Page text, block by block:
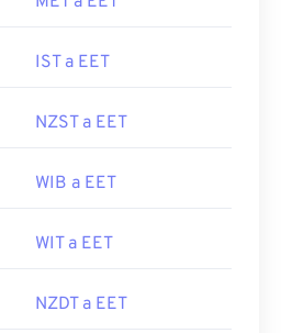
IST a EET
NZST a EET
WIB a EET
WIT a EET
NZDT a EET